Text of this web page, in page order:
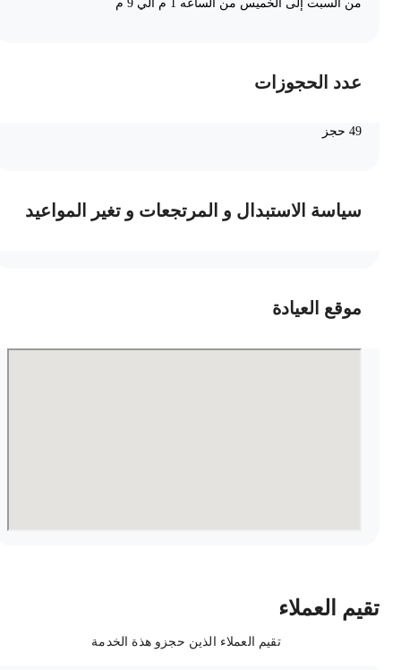
من السبت إلى الخميس من الساعه 1 م الي 9 م
عدد الحجوزات
سياسة الاستبدال و المرتجعات و تغير المواعيد
موقع العيادة
العملاء
تقيم العملاء الذين حجزو هذة الخدمة